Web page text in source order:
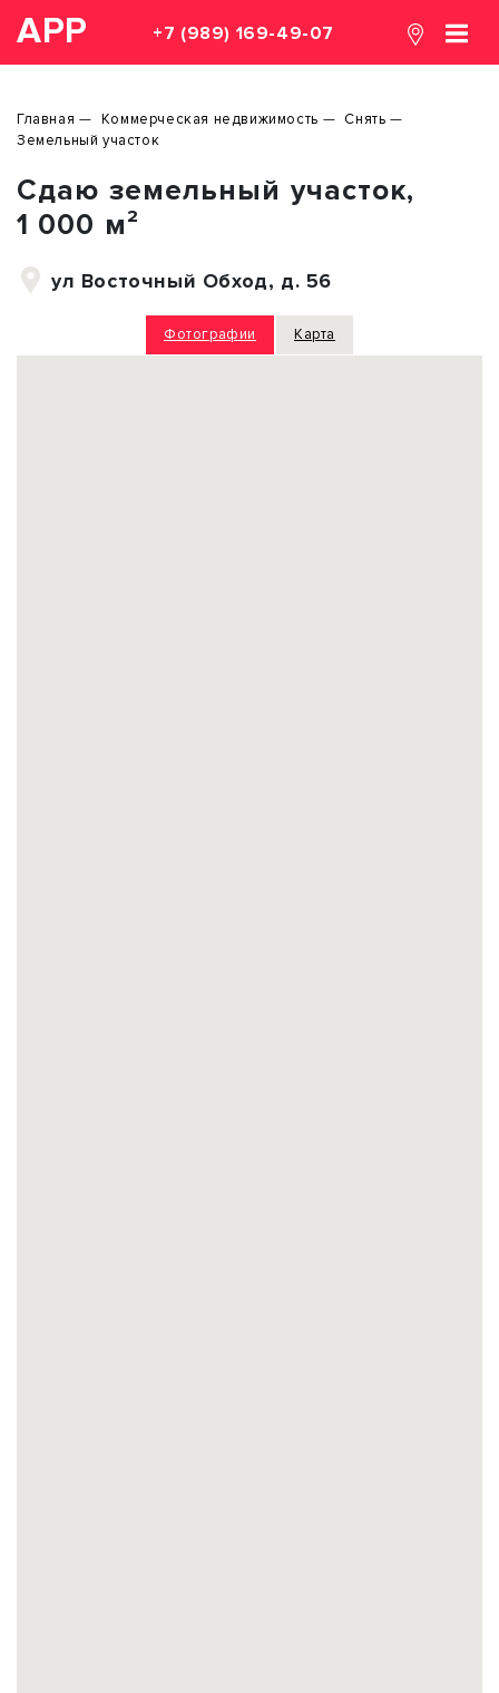
АРР +7 (989) 169-49-07
Главная Коммерческая недвижимость
Снять
Земельный участок
Сдаю земельный участок,
1 000 м²
ул Восточный Обход, д. 56
Фотографии Карта